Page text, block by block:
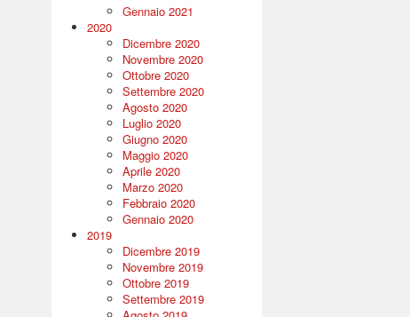
Gennaio 2021
2020
Dicembre 2020
Novembre 2020
Ottobre 2020
Settembre 2020
Agosto 2020
Luglio 2020
Giugno 2020
Maggio 2020
Aprile 2020
Marzo 2020
Febbraio 2020
Gennaio 2020
2019
Dicembre 2019
Novembre 2019
Ottobre 2019
Settembre 2019